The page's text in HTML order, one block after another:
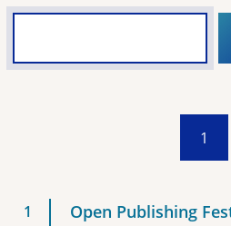
1
Open Publishing